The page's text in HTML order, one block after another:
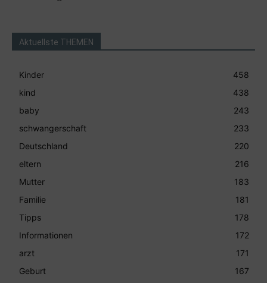
Aktuellste THEMEN
Kinder
458
kind
438
baby
243
schwangerschaft
233
Deutschland
220
eltern
216
Mutter
183
Familie
181
Tipps
178
Informationen
172
arzt
171
Geburt
167